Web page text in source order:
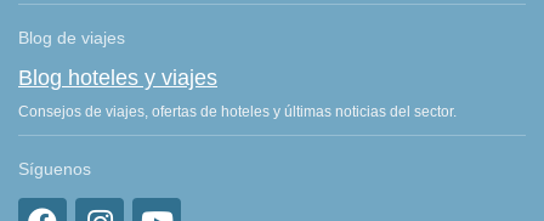
Blog de viajes
Blog hoteles y viajes
Consejos de viajes, ofertas de hoteles y últimas noticias del sector.
Síguenos